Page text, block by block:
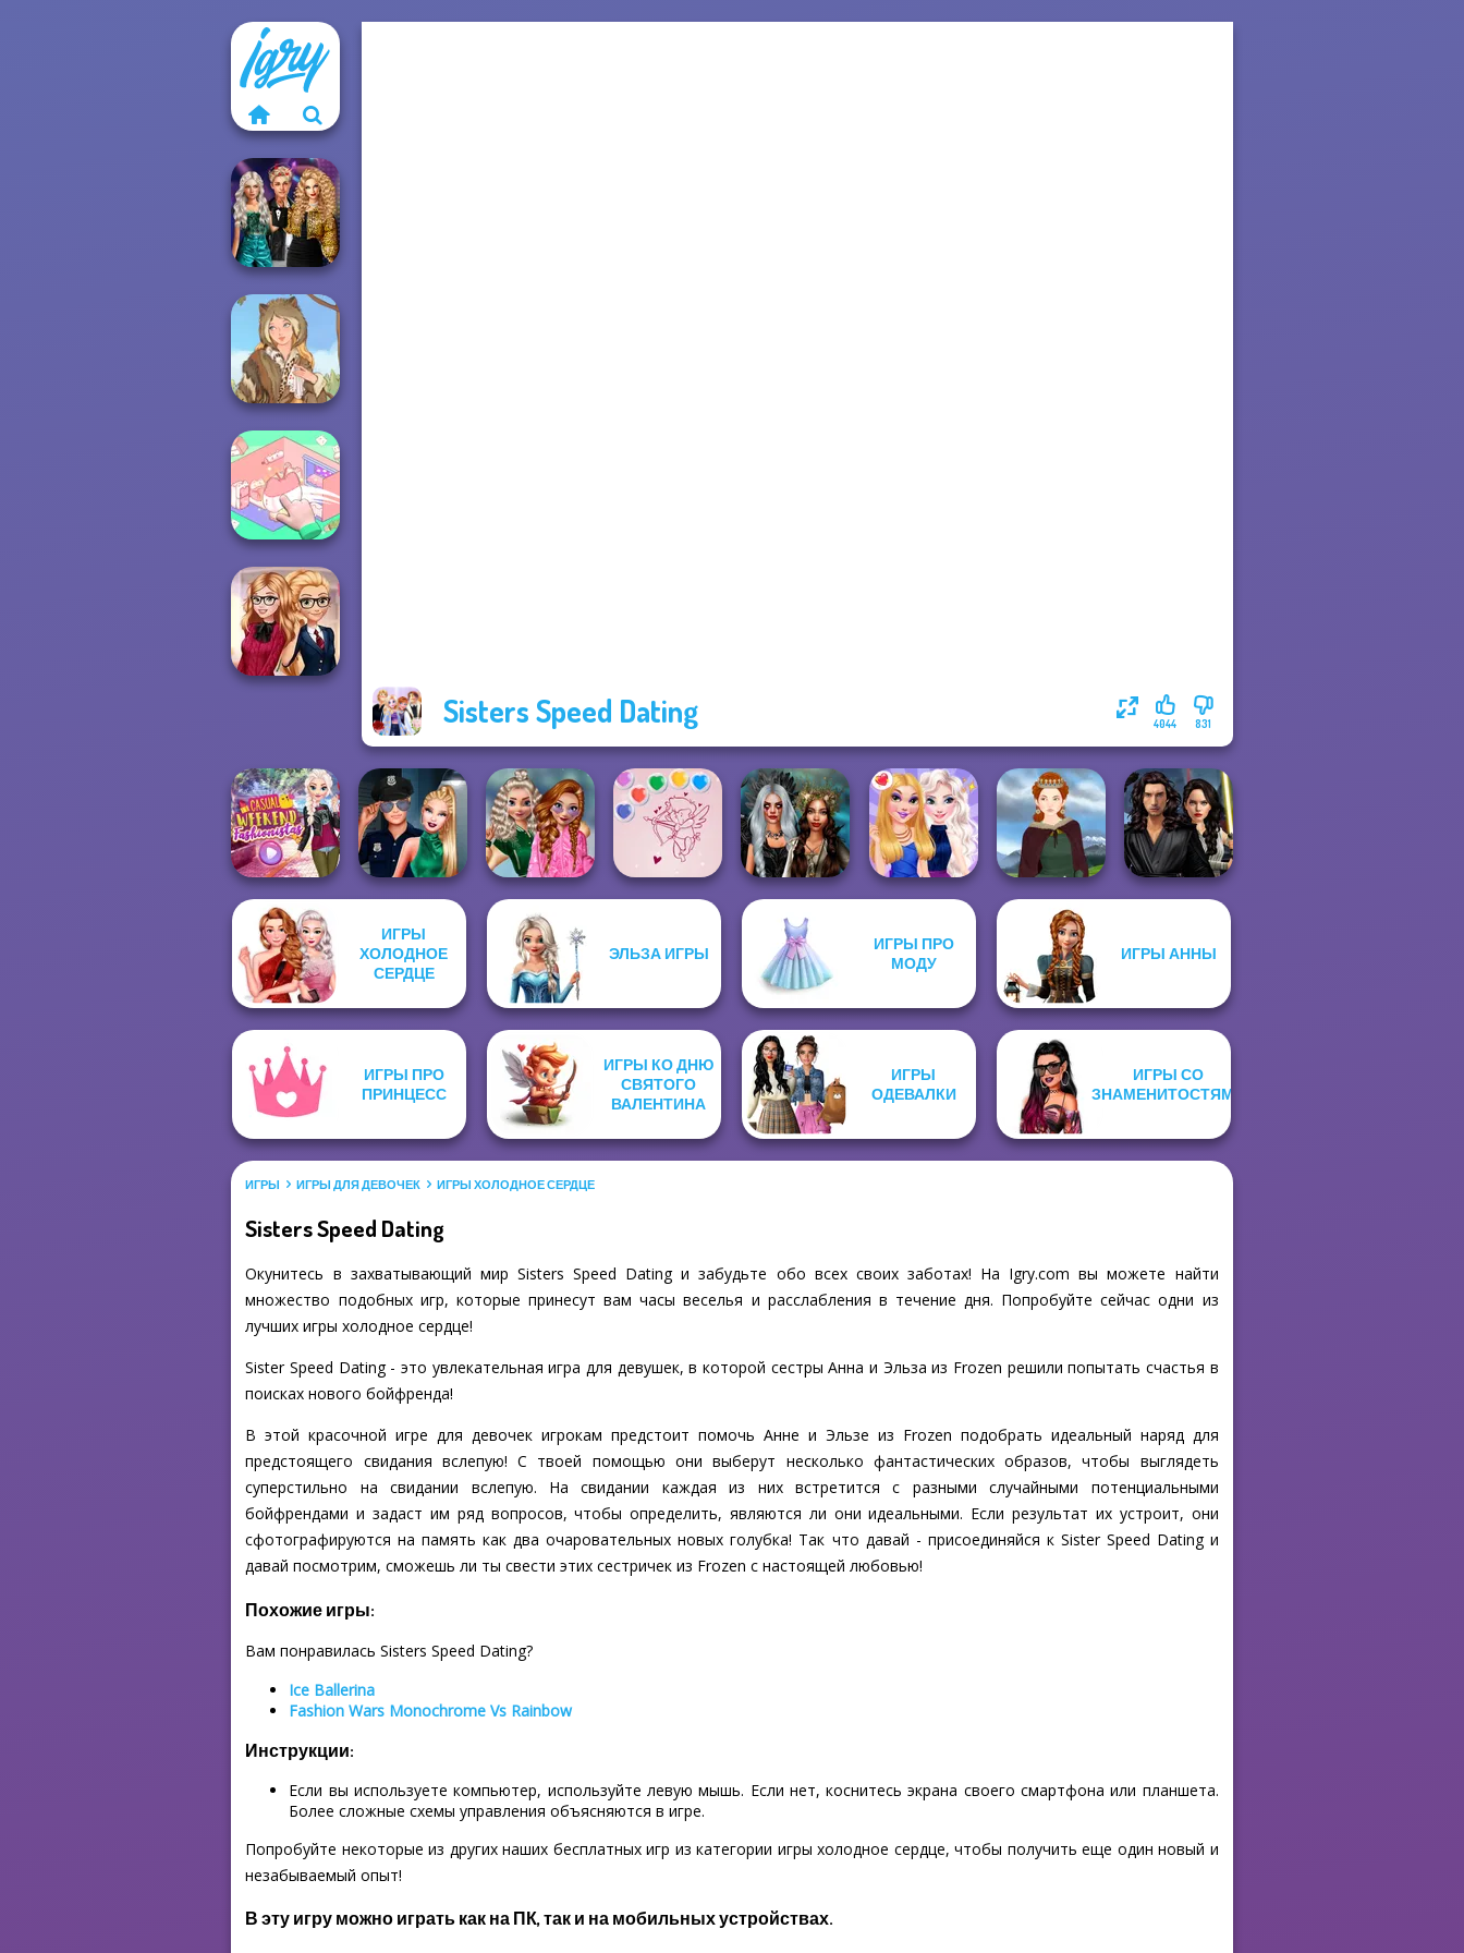
Sisters Speed Dating 831
4044
Party Crashers
Ex-Boyfriend
Ed...
Grimm Beauty
Organization
Princess
Fashionistas
Casual Weekend
Fashionistas
Style Police
Officer
School
Popularity
Challenge
Bubble Shooter
Enchanted
Realms
BFFs Night Out Medieval Woman
Interstellar
ИГРЫ
ХОЛОДНОЕ
СЕРДЦЕ
ЭЛЬЗА ИГРЫ
ИГРЫ ПРО
МОДУ
ИГРЫ АННЫ
ИГРЫ ПРО
ПРИНЦЕСС
ИГРЫ КО ДНЮ
СВЯТОГО
ВАЛЕНТИНА
ИГРЫ
ОДЕВАЛКИ
ИГРЫ СО
ЗНАМЕНИТОСТЯМИ
ИГРЫ ИГРЫ ДЛЯ ДЕВОЧЕК ИГРЫ ХОЛОДНОЕ СЕРДЦЕ
Sisters Speed Dating
Окунитесь в захватывающий мир Sisters Speed Dating и забудьте обо всех своих заботах! На Igry.com вы можете найти
множество подобных игр, которые принесут вам часы веселья и расслабления в течение дня. Попробуйте сейчас одни из
лучших игры холодное сердце!
Sister Speed Dating - это увлекательная игра для девушек, в которой сестры Анна и Эльза из Frozen решили попытать счастья в
поисках нового бойфренда!
В этой красочной игре для девочек игрокам предстоит помочь Анне и Эльзе из Frozen подобрать идеальный наряд для
предстоящего свидания вслепую! С твоей помощью они выберут несколько фантастических образов, чтобы выглядеть
суперстильно на свидании вслепую. На свидании каждая из них встретится с разными случайными потенциальными
бойфрендами и задаст им ряд вопросов, чтобы определить, являются ли они идеальными. Если результат их устроит, они
сфотографируются на память как два очаровательных новых голубка! Так что давай - присоединяйся к Sister Speed Dating и
давай посмотрим, сможешь ли ты свести этих сестричек из Frozen с настоящей любовью!
Похожие игры:
Вам понравилась Sisters Speed Dating?
Ice Ballerina
Fashion Wars Monochrome Vs Rainbow
Инструкции:
Если вы используете компьютер, используйте левую мышь. Если нет, коснитесь экрана своего смартфона или планшета.
Более сложные схемы управления объясняются в игре.
Попробуйте некоторые из других наших бесплатных игр из категории игры холодное сердце, чтобы получить еще один новый и
незабываемый опыт!
В эту игру можно играть как на ПК, так и на мобильных устройствах.